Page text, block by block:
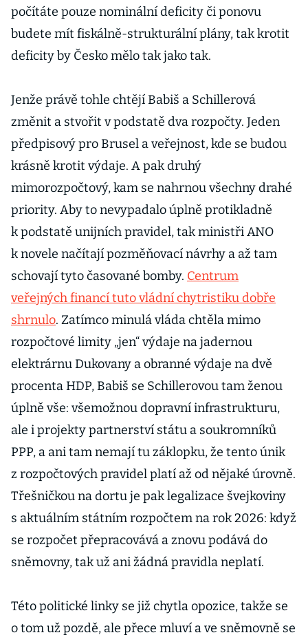
počítáte pouze nominální deficity či ponovu
budete mít fiskálně-strukturální plány, tak krotit
deficity by Česko mělo tak jako tak.
Jenže právě tohle chtějí Babiš a Schillerová
změnit a stvořit v podstatě dva rozpočty. Jeden
předpisový pro Brusel a veřejnost, kde se budou
krásně krotit výdaje. A pak druhý
mimorozpočtový, kam se nahrnou všechny drahé
priority. Aby to nevypadalo úplně protikladně
k podstatě unijních pravidel, tak ministři ANO
k novele načítají pozměňovací návrhy a až tam
schovají tyto časované bomby. Centrum
veřejných financí tuto vládní chytristiku dobře
shrnulo. Zatímco minulá vláda chtěla mimo
rozpočtové limity „jen“ výdaje na jadernou
elektrárnu Dukovany a obranné výdaje na dvě
procenta HDP, Babiš se Schillerovou tam ženou
úplně vše: všemožnou dopravní infrastrukturu,
ale i projekty partnerství státu a soukromníků
PPP, a ani tam nemají tu záklopku, že tento únik
z rozpočtových pravidel platí až od nějaké úrovně.
Třešničkou na dortu je pak legalizace švejkoviny
s aktuálním státním rozpočtem na rok 2026: když
se rozpočet přepracovává a znovu podává do
sněmovny, tak už ani žádná pravidla neplatí.
Této politické linky se již chytla opozice, takže se
o tom už pozdě, ale přece mluví a ve sněmovně se